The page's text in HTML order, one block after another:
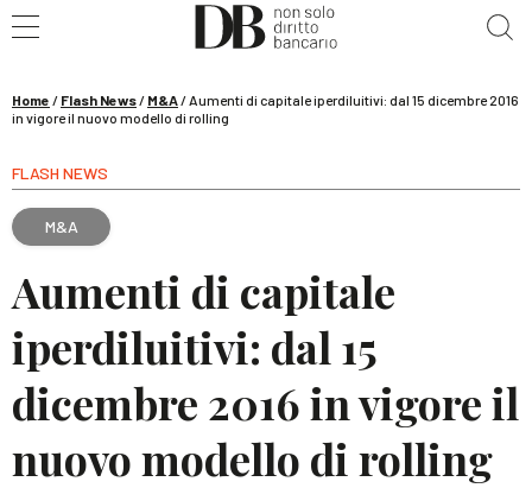
WEBINAR / 1° Ottobre
La riforma del sistema sanzionatorio del TUF
Home / Flash News/ M&A/Aumenti di capitale iperdiluitivi: dal 15 dicembre 2016
in vigore il nuovo modello di rolling
FLASH NEWS
M&A
Aumenti di capitale
iperdiluitivi: dal 15
dicembre 2016 in vigore il
nuovo modello di rolling